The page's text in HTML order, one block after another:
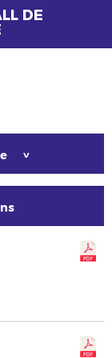
DE
>